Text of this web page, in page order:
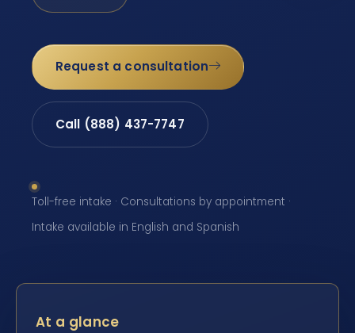
Request a consultation
Call (888) 437-7747
Toll-free intake · Consultations by appointment ·
Intake available in English and Spanish
At a glance